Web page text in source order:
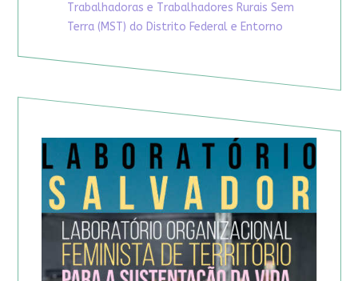
Trabalhadoras e Trabalhadores Rurais Sem
Terra (MST) do Distrito Federal e Entorno